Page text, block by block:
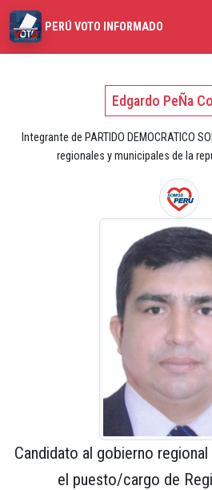
PERÚ VOTO INFORMADO
Edgardo PeÑa
Integrante de PARTIDO DEMOCRATICO
regionales y municipales de la
Candidato al gobierno
el puesto/cargo de